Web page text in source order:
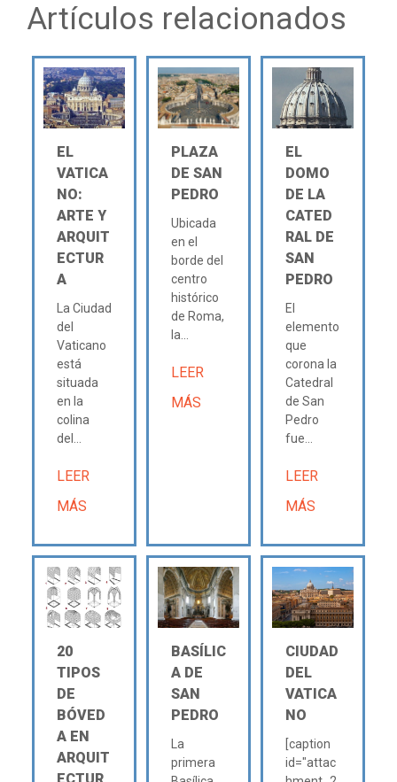
Artículos relacionados
EL
VATICA
NO:
ARTE Y
ARQUIT
ECTUR
A
La Ciudad
del
Vaticano
está
situada
en la
colina
del...
LEER
MÁS
PLAZA
DE SAN
PEDRO
Ubicada
en el
borde del
centro
histórico
de Roma,
la...
LEER
MÁS
EL
DOMO
DE LA
CATED
RAL DE
SAN
PEDRO
El
elemento
que
corona la
Catedral
de San
Pedro
fue...
LEER
MÁS
20
TIPOS
DE
BÓVED
A EN
ARQUIT
BASÍLIC
A DE
SAN
PEDRO
La
primera
CIUDAD
DEL
VATICA
NO
[caption
id="attac